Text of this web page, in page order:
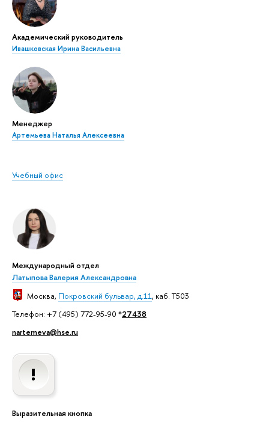
Академический руководитель
Ивашковская Ирина Васильевна
Менеджер
Артемьева Наталья Алексеевна
Учебный офис
Международный отдел
Латыпова Валерия Александровна
Москва, Покровский бульвар, д.11, каб. T503
Телефон: +7 (495) 772-95-90 *27438
nartemeva@hse.ru
Выразительная кнопка